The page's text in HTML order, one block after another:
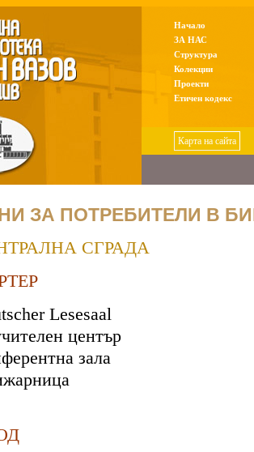
Начало
ЗА НАС
Структура
Колекции
Проекти
Етичен кодекс
Карта на сайта
ЗА ПОТРЕБИТЕЛИ В
СГРАДА
Lesesaal
център
зала